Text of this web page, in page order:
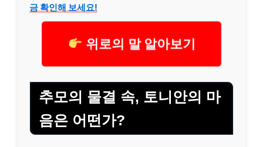
금 확인해 보세요!
위로의 말 알아보기
추모의 물결 속, 토니안의 마
음은 어떤가?